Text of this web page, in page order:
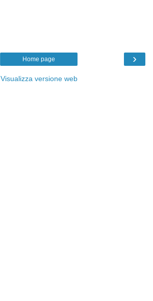
›
Home page
Visualizza versione web